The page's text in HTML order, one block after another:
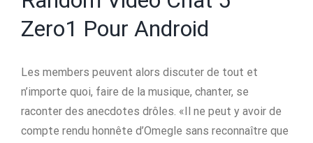
Zero1 Pour Android
Les members peuvent alors discuter de tout et
n’importe quoi, faire de la musique, chanter, se
raconter des anecdotes drôles. «Il ne peut y avoir de
compte rendu honnête d’Omegle sans reconnaître que